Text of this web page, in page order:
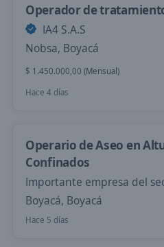
Operador de
IA4 S.A.S
Nobsa, Boyacá
$ 1.450.000,00 (Mensual)
Hace 4 días
Operario de Aseo en
Confinados
Importante empresa del
Boyacá, Boyacá
Hace 5 días